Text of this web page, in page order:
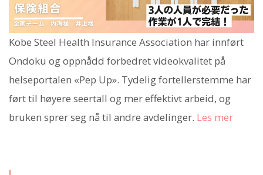
Kobe Steel Health Insurance Association har innført
Ondoku og oppnådd forbedret videokvalitet på
helseportalen «Pep Up». Tydelig fortellerstemme har
ført til høyere seertall og mer effektivt arbeid, og
bruken sprer seg nå til andre avdelinger. Les mer